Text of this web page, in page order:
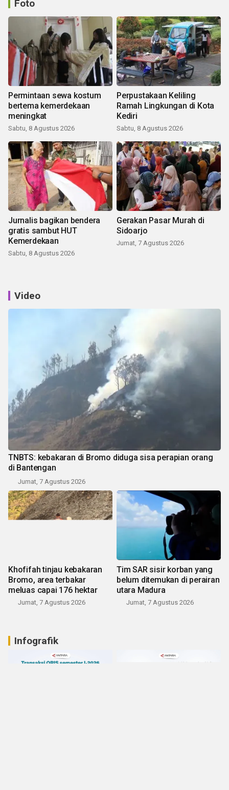
Foto
Permintaan sewa kostum
bertema kemerdekaan
meningkat
Sabtu, 8 Agustus 2026
Perpustakaan Keliling
Ramah Lingkungan di Kota
Kediri
Sabtu, 8 Agustus 2026
Jurnalis bagikan bendera
gratis sambut HUT
Kemerdekaan
Sabtu, 8 Agustus 2026
Gerakan Pasar Murah di
Sidoarjo
Jumat, 7 Agustus 2026
Video
TNBTS: kebakaran di Bromo diduga sisa perapian orang
di Bantengan
Jumat, 7 Agustus 2026
Khofifah tinjau kebakaran
Bromo, area terbakar
meluas capai 176 hektar
Jumat, 7 Agustus 2026
Tim SAR sisir korban yang
belum ditemukan di perairan
utara Madura
Jumat, 7 Agustus 2026
Infografik